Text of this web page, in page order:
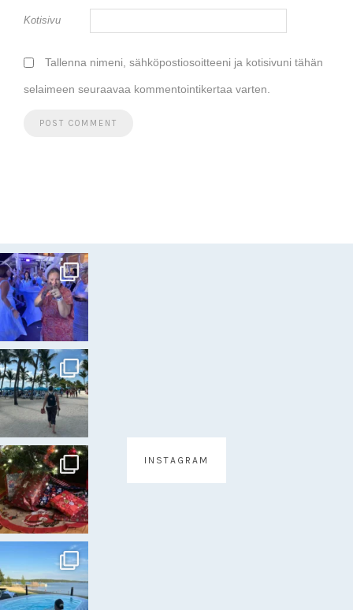
Kotisivu
Tallenna nimeni, sähköpostiosoitteeni ja kotisivuni tähän
selaimeen seuraavaa kommentointikertaa varten.
INSTAGRAM